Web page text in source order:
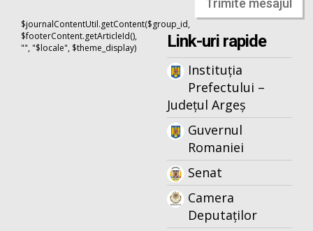
Trimite mesajul
$journalContentUtil.getContent($group_id,
$footerContent.getArticleId(),
"", "$locale", $theme_display)
Link-uri rapide
Instituția
Prefectului –
Județul Argeș
Guvernul
Romaniei
Senat
Camera
Deputaților